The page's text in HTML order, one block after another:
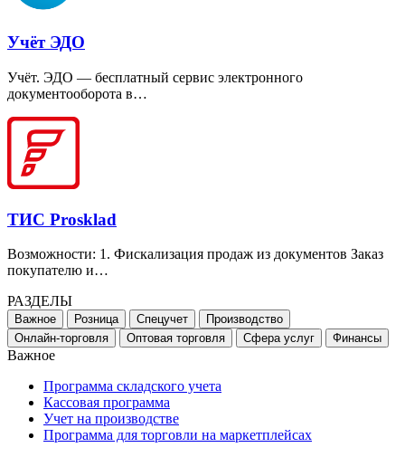
Учёт ЭДО
Учёт. ЭДО — бесплатный сервис электронного
документооборота в…
ТИС Prosklad
Возможности: 1. Фискализация продаж из документов Заказ
покупателю и…
РАЗДЕЛЫ
Важное Розница Спецучет
Производство
Онлайн-торговля
Оптовая торговля Сфера услуг Финансы
Важное
Программа складского учета
Кассовая программа
Учет на производстве
Программа для торговли на маркетплейсах